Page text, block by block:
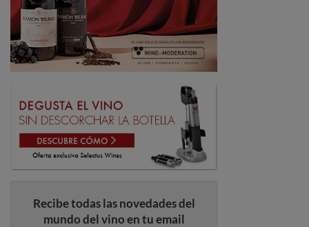
Recibe todas las novedades del
mundo del vino en tu email